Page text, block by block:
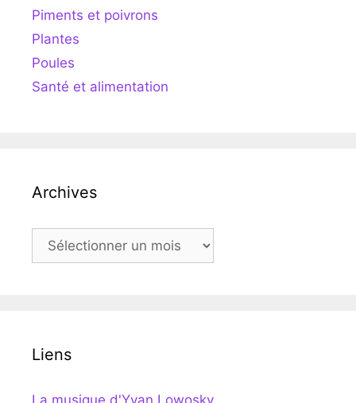
Piments et poivrons
Plantes
Poules
Santé et alimentation
Archives
Archives
Liens
La musique d'Yvan Lowosky